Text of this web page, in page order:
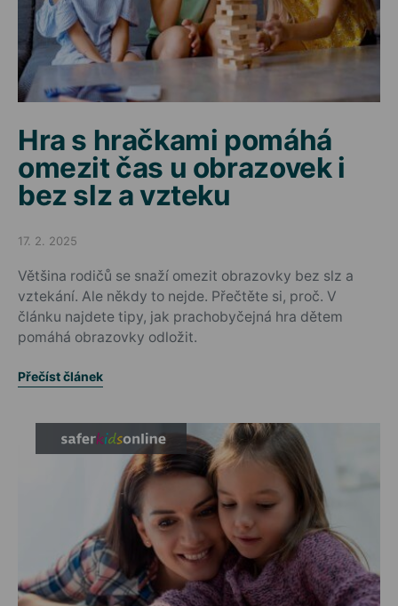
Hra s hračkami pomáhá
omezit čas u obrazovek i
bez slz a vzteku
Posted on
17. 2. 2025
Většina rodičů se snaží omezit obrazovky bez slz a
vztekání. Ale někdy to nejde. Přečtěte si, proč. V
článku najdete tipy, jak prachobyčejná hra dětem
pomáhá obrazovky odložit.
Přečíst článek